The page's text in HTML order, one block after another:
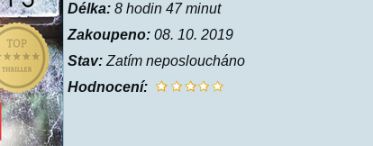
Délka: 8 hodin 47 minut
Zakoupeno: 08. 10. 2019
Stav: Zatím neposloucháno
Hodnocení: